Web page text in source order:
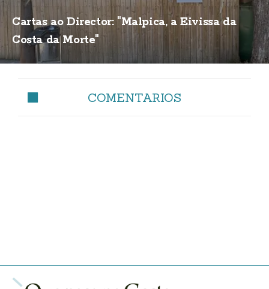
Cartas ao Director: "Malpica, a Eivissa da
Costa da Morte"
COMENTARIOS